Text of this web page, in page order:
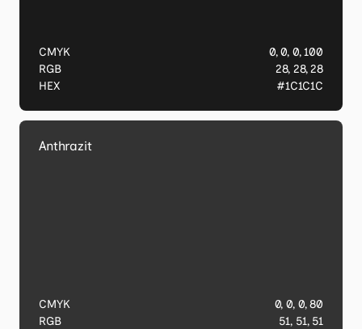
CMYK
0, 0, 0, 100
RGB
28, 28, 28
HEX
#1C1C1C
Anthrazit
CMYK
0, 0, 0, 80
RGB
51, 51, 51